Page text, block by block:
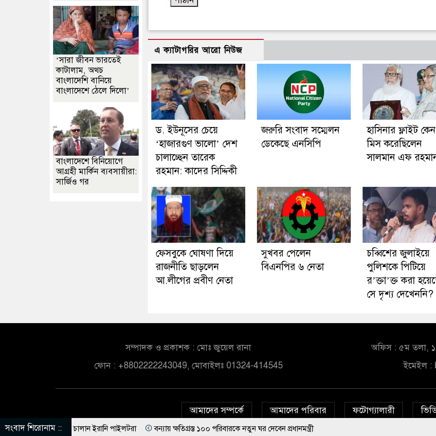
এ ক্যাটাগরির আরো নিউজ
ড. ইউনূসের চেয়ে
‘হাজারগুণ ভালো’ দেশ
চালাচ্ছেন তারেক
রহমান: কাদের সিদ্দিকী
জরুরি সংবাদ সম্মেলন
ডেকেছে এনসিপি
হাসিনার ফ্লাইট কেন
মিস করেছিলেন
সালমান এফ
ফেসবুকে ঘোষণা দিয়ে
রাজনীতি ছাড়লেন
আ.লীগের প্রবীণ নেতা
সুখবর পেলেন
বিএনপির ৬ নেতা
চব্বিশের জুলাইয়ে
পুলিশকে পিটিয়ে
র’ক্তা’ক্ত করা
সে দৃশ্য দেখেননি?
‘সারা জীবন ভারতেই
কাটালাম, অথচ
বাংলাদেশি বানিয়ে
বাংলাদেশে ঠেলে দিলো’
বাংলাদেশে বিনিয়োগে
আগ্রহী মার্কিন ব্যবসায়ীরা:
সার্জিও গর
সম্পাদক ও প্রকাশক : মোঃ জুয়েল রানা
ফোন : +8802222243049, মোবাইলঃ 01324-414545
অফিস : ৫ম তলা,
ইমেইল :
আমাদের সম্পর্কে আমাদের পরিবার ফটোগ্যালারী
সংবাদ শিরোনাম ::
হামলা চালান ইরানি পাইলটরা বন্যায় ক্ষতিগ্রস্ত ১০০ পরিবারকে নতুন ঘর দেবেন প্রধানমন্ত্রী